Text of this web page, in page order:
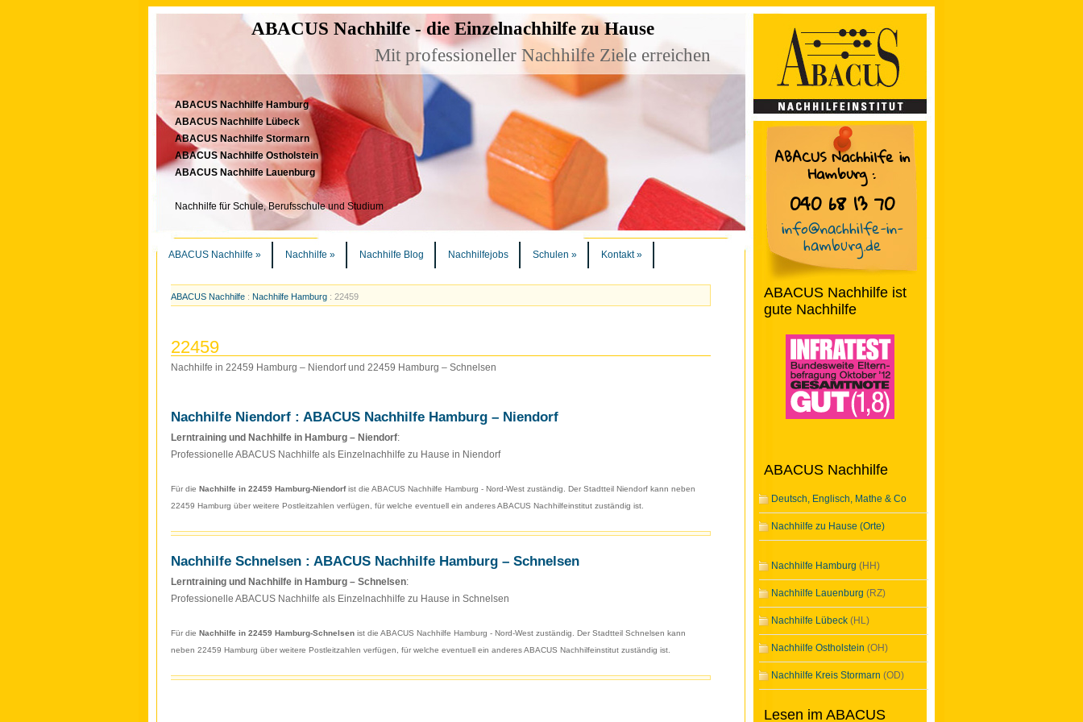
ABACUS Nachhilfe in
Hamburg:
040 68 13 70
info@nachhilfe-in-
hamburg.de
ABACUS Nachhilfe - die Einzelnachhilfe zu Hause
Mit professioneller Nachhilfe Ziele erreichen
ABACUS Nachhilfe Hamburg
ABACUS Nachhilfe Lübeck
ABACUS Nachhilfe Stormarn
ABACUS Nachhilfe Ostholstein
ABACUS Nachhilfe Lauenburg
Nachhilfe für Schule, Berufsschule und Studium
ABACUS Nachhilfe » Nachhilfe » Nachhilfe Blog Nachhilfejobs Schulen » Kontakt»
ABACUS Nachhilfe : Nachhilfe Hamburg : 22459
22459
Nachhilfe in 22459 Hamburg – Niendorf und 22459 Hamburg – Schnelsen
Nachhilfe Niendorf : ABACUS Nachhilfe Hamburg – Niendorf
Lerntraining und Nachhilfe in Hamburg – Niendorf:
Professionelle ABACUS Nachhilfe als Einzelnachhilfe zu Hause in Niendorf
Für die Nachhilfe in 22459 Hamburg-Niendorfist die ABACUS Nachhilfe Hamburg - Nord-West zuständig. Der Stadtteil Niendorf kann neben
22459 Hamburg über weitere Postleitzahlen verfügen, für welche eventuell ein anderes ABACUS Nachhilfeinstitut zuständig ist.
Nachhilfe Schnelsen : ABACUS Nachhilfe Hamburg – Schnelsen
Lerntraining und Nachhilfe in Hamburg – Schnelsen:
Professionelle ABACUS Nachhilfe als Einzelnachhilfe zu Hause in Schnelsen
Für die Nachhilfe in 22459 Hamburg-Schnelsen ist die ABACUS Nachhilfe Hamburg - Nord-West zuständig. Der Stadtteil Schnelsen kann
neben 22459 Hamburg über weitere Postleitzahlen verfügen, für welche eventuell ein anderes ABACUS Nachhilfeinstitut zuständig ist.
ABACUS Nachhilfe ist
gute Nachhilfe
ABACUS Nachhilfe
Deutsch, Englisch, Mathe & Co
Nachhilfe zu Hause (Orte)
Nachhilfe Hamburg (HH)
Nachhilfe Lauenburg (RZ)
Nachhilfe Lübeck (HL)
Nachhilfe Ostholstein (OH)
Nachhilfe Kreis Stormarn (OD)
Lesen im ABACUS